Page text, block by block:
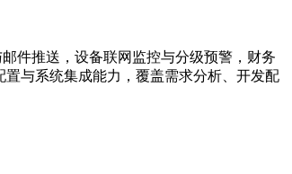
件推送，设备联网监控与分级预警，财务
置与系统集成能力，覆盖需求分析、开发配